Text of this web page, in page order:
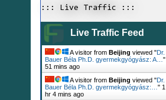
::: Live Traffic :::
Live Traffic Feed
A visitor from Beijing viewed "Dr.
Bauer Béla Ph.D. gyermekgyógyász: A… "
51 mins ago
A visitor from Beijing viewed "Dr.
Bauer Béla Ph.D. gyermekgyógyász:… " 1
hr 4 mins ago